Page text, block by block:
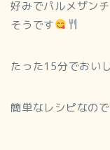
好みでパルメザン
そうです
たった15分でおい
簡単なレシピなの